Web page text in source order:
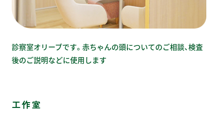
診察室オリーブです。赤ちゃんの頭についてのご相談、検査
後のご説明などに使用します
工作室